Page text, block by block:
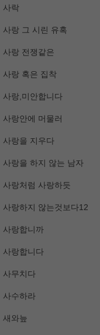
사락
사랑 그 시린 유혹
사랑 전쟁같은
사랑 혹은 집착
사랑,미안합니다
사랑안에 머물러
사랑을 지우다
사랑을 하지 않는 남자
사랑처럼 사랑하듯
사랑하지 않는것보다12
사랑합니까
사랑합니다
사무치다
사수하라
새와늪